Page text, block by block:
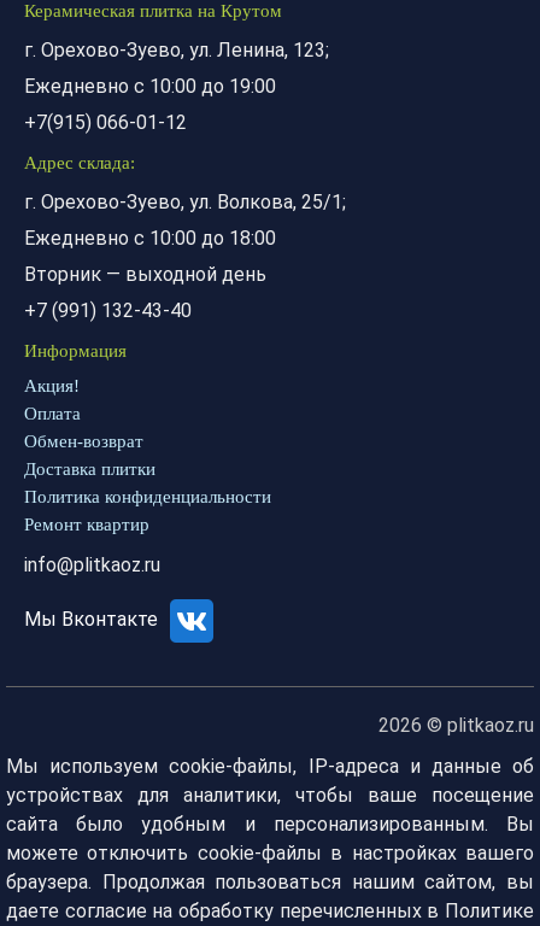
Керамическая плитка на Крутом
г. Орехово-Зуево, ул. Ленина, 123;
Ежедневно с 10:00 до 19:00
+7(915) 066-01-12
Адрес склада:
г. Орехово-Зуево, ул. Волкова, 25/1;
Ежедневно с 10:00 до 18:00
Вторник — выходной день
+7 (991) 132-43-40
Информация
Акция!
Оплата
Обмен-возврат
Доставка плитки
Политика конфиденциальности
Ремонт квартир
info@plitkaoz.ru
Мы Вконтакте
2026 © plitkaoz.ru
Мы используем cookie-файлы, IP-адреса и данные об
устройствах для аналитики, чтобы ваше посещение
сайта было удобным и персонализированным. Вы
можете отключить cookie-файлы в настройках вашего
браузера. Продолжая пользоваться нашим сайтом, вы
даете согласие на обработку перечисленных в Политике